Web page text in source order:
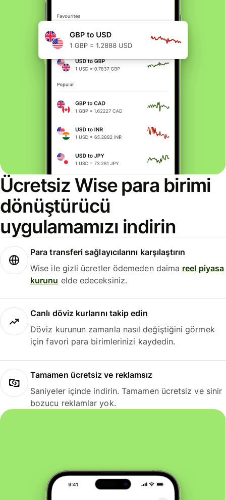
Ücretsiz Wise para birimi
dönüştürücü
uygulamamızı indirin
Para transferi sağlayıcılarını karşılaştırın
Wise ile gizli ücretler ödemeden daima reel piyasa
kurunu elde edeceksiniz.
Canlı döviz kurlarını takip edin
Döviz kurunun zamanla nasıl değiştiğini görmek
için favori para birimlerinizi kaydedin.
Tamamen ücretsiz ve reklamsız
Saniyeler içinde indirin. Tamamen ücretsiz ve sinir
bozucu reklamlar yok.